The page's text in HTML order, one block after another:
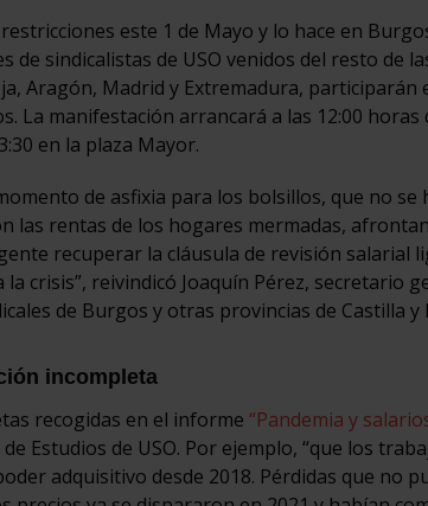
restricciones este 1 de Mayo y lo hace en
de sindicalistas de USO venidos del resto de
Aragón, Madrid y Extremadura,
La manifestación arrancará a las 12:00 horas
en la plaza Mayor.
de asfixia para los bolsillos, que no
las rentas de los hogares mermadas,
recuperar la cláusula de revisión salarial
la crisis”, reivindicó Joaquín Pérez, secretario
de Burgos y otras provincias de Castilla y
incompleta
recogidas en el informe “Pandemia y
Estudios de USO. Por ejemplo, “que los
adquisitivo desde 2018. Pérdidas que no